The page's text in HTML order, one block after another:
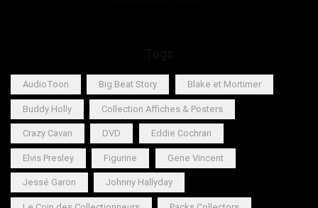
AudioToon Big Beat Story Blake et Mortimer
Buddy Holly Collection Affiches & Posters
Crazy Cavan DVD Eddie Cochran
Elvis Presley Figurine Gene Vincent
Jessé Garon Johnny Hallyday